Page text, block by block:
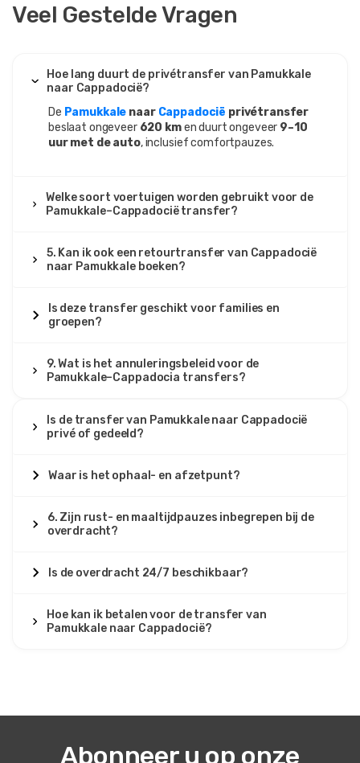
Veel Gestelde Vragen
Hoe lang duurt de privétransfer van Pamukkale
naar Cappadocië?
De Pamukkale naar Cappadocië privétransfer
beslaat ongeveer 620 kmen duurt ongeveer 9–10
uur met de auto, inclusief comfortpauzes.
Welke soort voertuigen worden gebruikt voor de
Pamukkale–Cappadocië transfer?
5. Kan ik ook een retourtransfer van Cappadocië
naar Pamukkale boeken?
Is deze transfer geschikt voor families en
groepen?
9. Wat is het annuleringsbeleid voor de
Pamukkale–Cappadocia transfers?
Is de transfer van Pamukkale naar Cappadocië
privé of gedeeld?
Waar is het ophaal- en afzetpunt?
6. Zijn rust- en maaltijdpauzes inbegrepen bij de
overdracht?
Is de overdracht 24/7 beschikbaar?
Hoe kan ik betalen voor de transfer van
Pamukkale naar Cappadocië?
Abonneer u op onze